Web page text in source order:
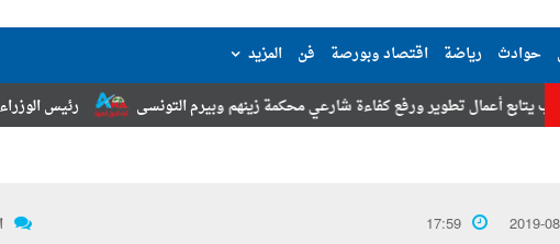
حوادث رياضة اقتصاد وبورصة فن المزيد
رئيس الوزراء يتابع جهود ورفع كفاءة شارعي محكمة زينهم وبيرم التونسى
2019-
17:59